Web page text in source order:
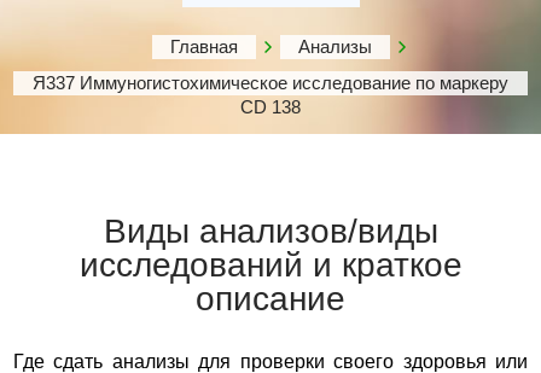
Главная
Анализы
Я337 Иммуногистохимическое исследование по маркеру
CD 138
Виды анализов/виды
исследований и краткое
описание
Где сдать анализы для проверки своего здоровья или